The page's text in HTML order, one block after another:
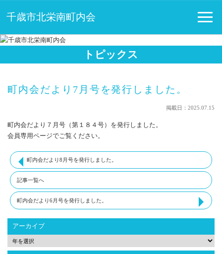
千歳市北栄南町内会
トピックス
町内会だより7月号を発行しました。
掲載日：2025.07.15
町内会だより７月号（第１８４号）を発行しました。
会員専用ページでご覧ください。
町内会だより8月号を発行しました。
記事一覧へ
町内会だより6月号を発行しました。
アーカイブ